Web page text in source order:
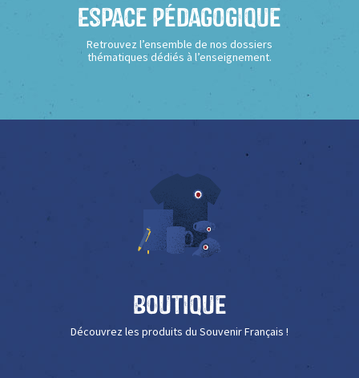
Espace Pédagogique
Retrouvez l’ensemble de nos dossiers
thématiques dédiés à l’enseignement.
Boutique
Découvrez les produits du Souvenir Français !